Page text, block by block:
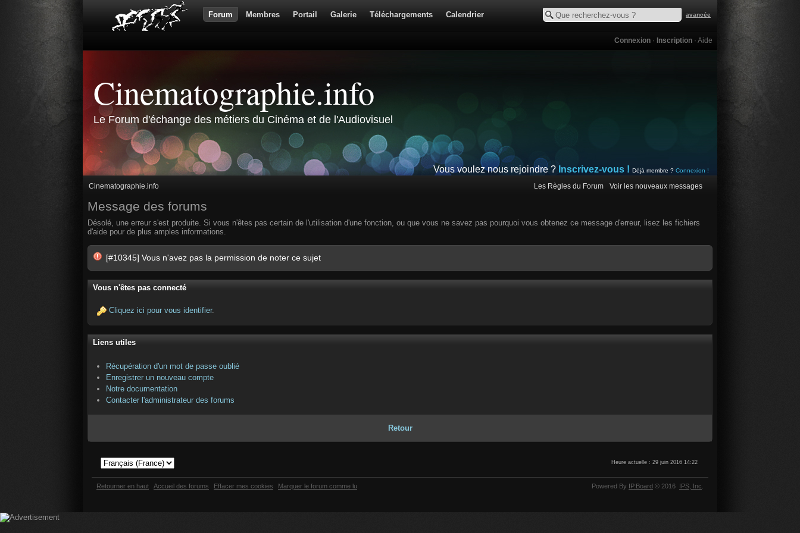
avancée
Forum Membres Portail Galerie Téléchargements Calendrier
Connexion · Inscription · Aide
Cinematographie.info
Le Forum d'échange des métiers du Cinéma et de l'Audiovisuel
Vous voulez nous rejoindre ? Inscrivez-vous ! Déjà membre ? Connexion !
Cinematographie.info Les Règles du Forum Voir les nouveaux messages
Message des forums
Désolé, une erreur s'est produite. Si vous n'êtes pas certain de l'utilisation d'une fonction, ou que vous ne savez pas pourquoi vous obtenez ce message d'erreur, lisez les fichiers
d'aide pour de plus amples informations.
[#10345] Vous n'avez pas la permission de noter ce sujet
Vous n'êtes pas connecté
Cliquez ici pour vous identifier.
Liens utiles
Récupération d'un mot de passe oublié
Enregistrer un nouveau compte
Notre documentation
Contacter l'administrateur des forums
Retour
Heure actuelle : 29 juin 2016 14:22
Retourner en haut Accueil des forums Effacer mes cookies Marquer le forum comme lu Powered By IP.Board © 2016 IPS, Inc